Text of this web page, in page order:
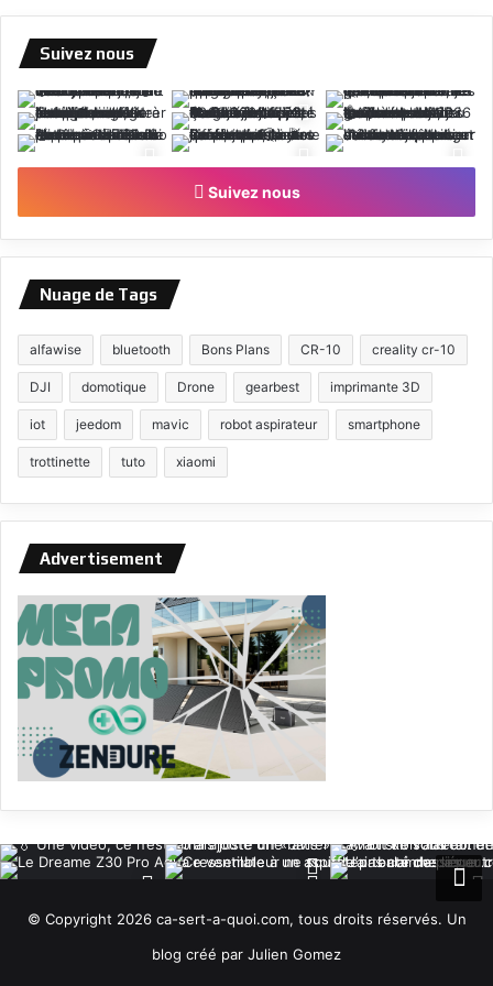
Suivez nous
Suivez nous
Nuage de Tags
alfawise bluetooth Bons Plans CR-10 creality cr-10
DJI domotique Drone gearbest imprimante 3D
iot jeedom mavic robot aspirateur smartphone
trottinette tuto xiaomi
Advertisement
© Copyright 2026 ca-sert-a-quoi.com, tous droits réservés. Un
blog créé par Julien Gomez